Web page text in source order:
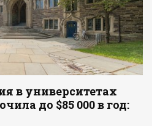
в университетах
до $85 000 в год: